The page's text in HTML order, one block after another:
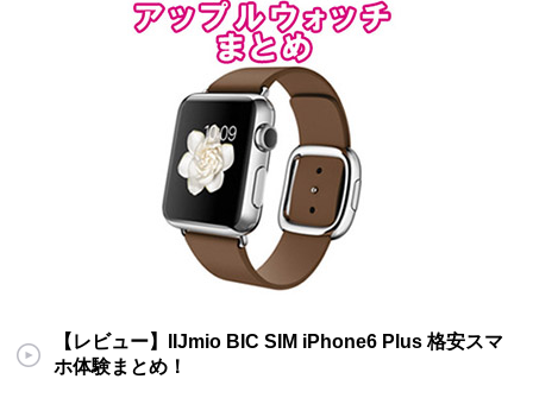
【レビュー】IIJmio BIC SIM iPhone6 Plus 格安スマ
ホ体験まとめ！